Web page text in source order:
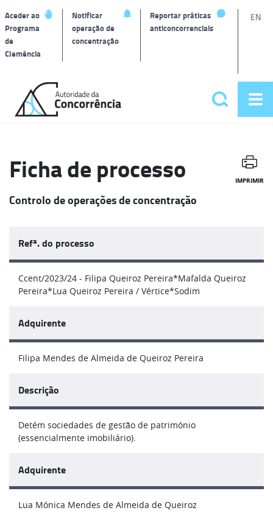
Aceder ao
Programa
de
Clemência
Notificar
operação de
concentração
Reportar práticas
anticoncorrenciais
EN
Página
inicial
Pesquisar
Ficha de processo IMPRIMIR
Controlo de operações de concentração
Refª. do processo
Ccent/2023/24 - Filipa Queiroz Pereira*Mafalda Queiroz
Pereira*Lua Queiroz Pereira / Vértice*Sodim
Adquirente
Filipa Mendes de Almeida de Queiroz Pereira
Descrição
Detém sociedades de gestão de património
(essencialmente imobiliário).
Adquirente
Lua Mónica Mendes de Almeida de Queiroz